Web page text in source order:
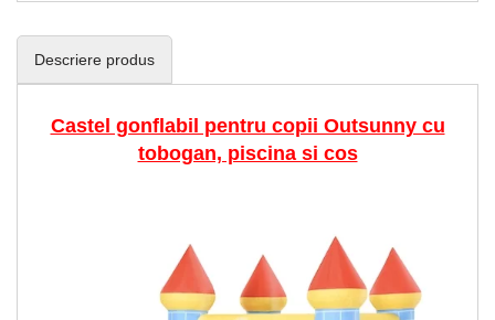
Descriere produs
Castel gonflabil pentru copii Outsunny cu
tobogan, piscina si cos